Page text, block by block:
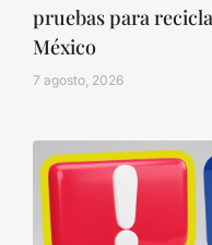
pruebas para
México
7 agosto, 2026